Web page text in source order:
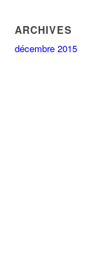
ARCHIVES
décembre 2015